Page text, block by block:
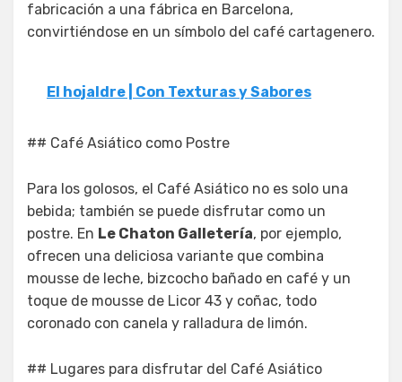
fabricación a una fábrica en Barcelona,
convirtiéndose en un símbolo del café cartagenero.
El hojaldre | Con Texturas y Sabores
## Café Asiático como Postre
Para los golosos, el Café Asiático no es solo una
bebida; también se puede disfrutar como un
postre. En Le Chaton Galletería, por ejemplo,
ofrecen una deliciosa variante que combina
mousse de leche, bizcocho bañado en café y un
toque de mousse de Licor 43 y coñac, todo
coronado con canela y ralladura de limón.
## Lugares para disfrutar del Café Asiático